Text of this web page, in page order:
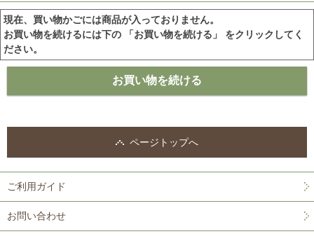
現在、買い物かごには商品が入っておりません。
お買い物を続けるには下の 「お買い物を続ける」 をクリックしてく
ださい。
ページトップへ
ご利用ガイド
お問い合わせ